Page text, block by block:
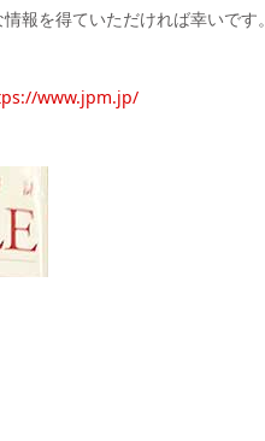
報を得ていただければ幸いです。
www.jpm.jp/